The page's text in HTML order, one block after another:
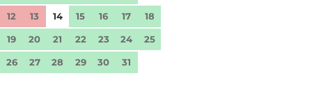
12 13 14 15 16 17 18
19 20 21 22 23 24 25
26 27 28 29 30 31